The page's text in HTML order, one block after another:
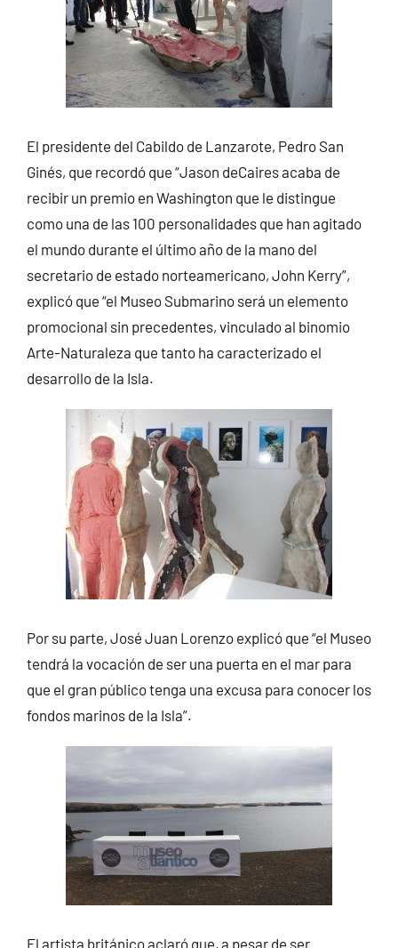
El presidente del Cabildo de Lanzarote, Pedro San
Ginés, que recordó que “Jason deCaires acaba de
recibir un premio en Washington que le distingue
como una de las 100 personalidades que han agitado
el mundo durante el último año de la mano del
secretario de estado norteamericano, John Kerry”,
explicó que “el Museo Submarino será un elemento
promocional sin precedentes, vinculado al binomio
Arte-Naturaleza que tanto ha caracterizado el
desarrollo de la Isla.
Por su parte, José Juan Lorenzo explicó que “el Museo
tendrá la vocación de ser una puerta en el mar para
que el gran público tenga una excusa para conocer los
fondos marinos de la Isla”.
El artista británico aclaró que, a pesar de ser